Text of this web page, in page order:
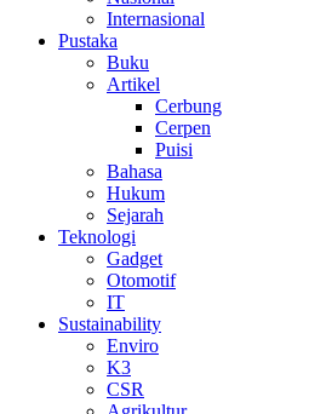
Internasional
Pustaka
Buku
Artikel
Cerbung
Cerpen
Puisi
Bahasa
Hukum
Sejarah
Teknologi
Gadget
Otomotif
IT
Sustainability
Enviro
K3
CSR